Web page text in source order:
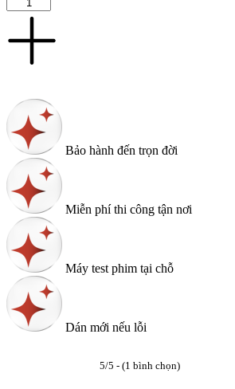
Bảo hành đến trọn đời
Miễn phí thi công tận nơi
Máy test phim tại chỗ
Dán mới nếu lỗi
5/5 - (1 bình chọn)